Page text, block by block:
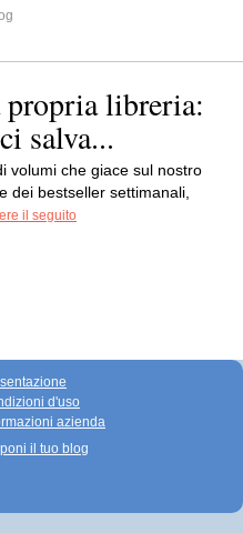
libreria:
salva...
volumi che giace sul nostro
dei bestseller settimanali,
il seguito
d'uso
azienda
il tuo blog